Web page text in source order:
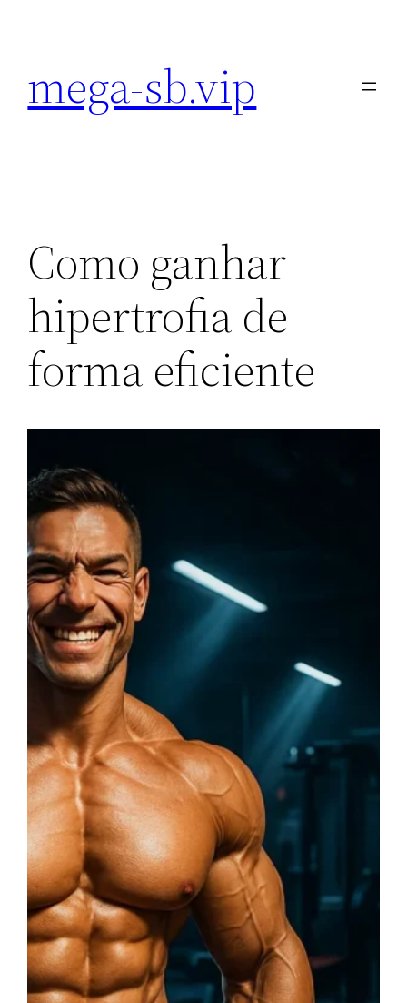
conteúdo
mega-sb.vip
Como ganhar
hipertrofia de
forma eficiente